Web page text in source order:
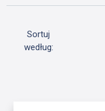
Sortuj
według: